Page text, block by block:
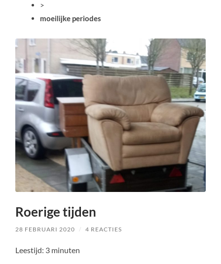
>
moeilijke periodes
Roerige tijden
28 FEBRUARI 2020 / 4 REACTIES
Leestijd: 3 minuten